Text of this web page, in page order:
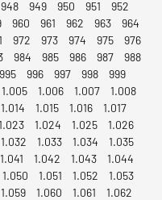
948 949 950 951
952
960 961 962 963
964
972 973 974 975
976
984 985 986 987
988
995 996 997 998
999
1.005 1.006 1.007
1.008
1.014 1.015 1.016
1.017
1.024 1.025
1.026
1.032 1.033 1.034
1.035
1.041 1.042 1.043
1.044
1.050 1.051 1.052
1.053
1.059 1.060 1.061
1.062